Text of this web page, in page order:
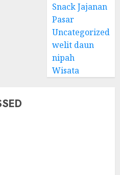
Snack Jajanan
Pasar
Uncategorized
welit daun
nipah
Wisata